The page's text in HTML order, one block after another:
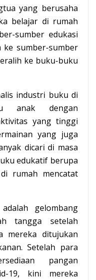
yang berusaha
belajar di rumah
sumber edukasi
ke sumber-sumber
ke buku-buku
industri buku di
anak dengan
yang tinggi
yang juga
dicari di masa
edukatif berupa
rumah mencatat
gelombang
tangga setelah
mereka ditujukan
Setelah para
pangan
19, kini mereka